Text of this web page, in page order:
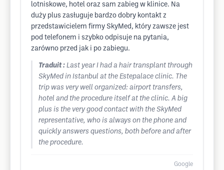
lotniskowe, hotel oraz sam zabieg w klinice. Na
duży plus zasługuje bardzo dobry kontakt z
przedstawicielem firmy SkyMed, który zawsze jest
pod telefonem i szybko odpisuje na pytania,
zarówno przed jak i po zabiegu.
Traduit : Last year I had a hair transplant through
SkyMed in Istanbul at the Estepalace clinic. The
trip was very well organized: airport transfers,
hotel and the procedure itself at the clinic. A big
plus is the very good contact with the SkyMed
representative, who is always on the phone and
quickly answers questions, both before and after
the procedure.
Google